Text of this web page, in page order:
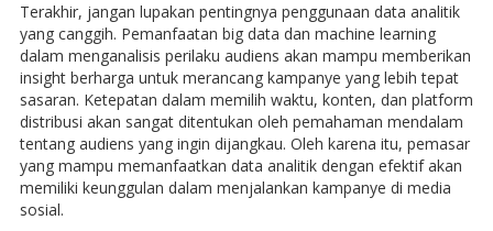
Terakhir, jangan lupakan pentingnya penggunaan data analitik
yang canggih. Pemanfaatan big data dan machine learning
dalam menganalisis perilaku audiens akan mampu memberikan
insight berharga untuk merancang kampanye yang lebih tepat
sasaran. Ketepatan dalam memilih waktu, konten, dan platform
distribusi akan sangat ditentukan oleh pemahaman mendalam
tentang audiens yang ingin dijangkau. Oleh karena itu, pemasar
yang mampu memanfaatkan data analitik dengan efektif akan
memiliki keunggulan dalam menjalankan kampanye di media
sosial.